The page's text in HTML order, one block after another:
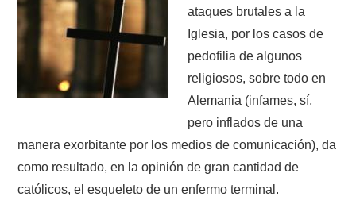
ataques brutales a la
Iglesia, por los casos de
pedofilia de algunos
religiosos, sobre todo en
Alemania (infames, sí,
pero inflados de una
manera exorbitante por los medios de comunicación), da
como resultado, en la opinión de gran cantidad de
católicos, el esqueleto de un enfermo terminal.